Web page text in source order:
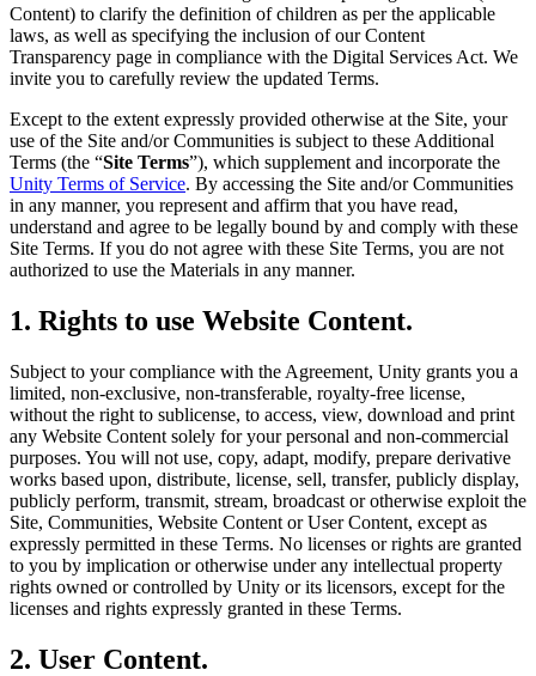
LiveOps
Informations post-lancement et opérations de jeu en direct
Développez
Acquisition de nouveaux joueurs
Faites-vous découvrir et acquérez des utilisateurs mobiles
Achats intégrés
Gérer IAP entre les magasins et D2C
Connectez les joueurs avec les bons jeux
Faites de la publicité avec Unity
Monétisez avec Unity
Jeux mobiles
Créez et développez des succès mobiles avec Unity
Jeux indépendants
Lancez de grands jeux avec de petites équipes
Jeux XR
Lancez des jeux XR sur plusieurs plateformes
Jeux multijoueur
Distribution
Transformer les expériences en magasin en expériences en ligne
Automobile
Stimulez l'innovation et les expériences en voiture
Voir toutes les industries
Informations
Études de cas
Histoires de succès dans le monde réel
Guides des meilleures pratiques
Conseils et astuces d'experts
Démos
Démos, échantillons et éléments de base
Toutes les ressources
Nouveautés
Blog
Actualités
Actualités, histoires et centre de presse
Rejoignez les développeurs, créateurs et initiés
Unity Awards
Célébration des créateurs Unity dans le monde entier
Guides pratiques
Conseils pratiques et meilleures pratiques
Formation
Pour les étudiants
Démarrez votre carrière
Pour les enseignants
Boostez votre enseignement
Apportez la puissance de Unity à votre institution
Prouvez votre maîtrise de Unity
Content) to clarify the definition of children as per the applicable
laws, as well as specifying the inclusion of our Content
Transparency page in compliance with the Digital Services Act. We
invite you to carefully review the updated Terms.
Except to the extent expressly provided otherwise at the Site, your
use of the Site and/or Communities is subject to these Additional
Terms (the “Site Terms”), which supplement and incorporate the
Unity Terms of Service. By accessing the Site and/or Communities
in any manner, you represent and affirm that you have read,
understand and agree to be legally bound by and comply with these
Site Terms. If you do not agree with these Site Terms, you are not
authorized to use the Materials in any manner.
1. Rights to use Website Content.
Subject to your compliance with the Agreement, Unity grants you a
limited, non-exclusive, non-transferable, royalty-free license,
without the right to sublicense, to access, view, download and print
any Website Content solely for your personal and non-commercial
purposes. You will not use, copy, adapt, modify, prepare derivative
works based upon, distribute, license, sell, transfer, publicly display,
publicly perform, transmit, stream, broadcast or otherwise exploit the
Site, Communities, Website Content or User Content, except as
expressly permitted in these Terms. No licenses or rights are granted
to you by implication or otherwise under any intellectual property
rights owned or controlled by Unity or its licensors, except for the
licenses and rights expressly granted in these Terms.
2. User Content.